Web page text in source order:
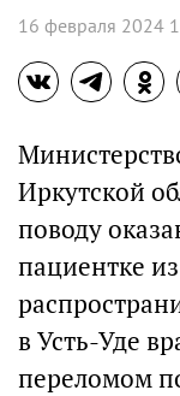
16 февраля 2024
Иркутской
поводу
пациентке
в Усть-Уде
переломом